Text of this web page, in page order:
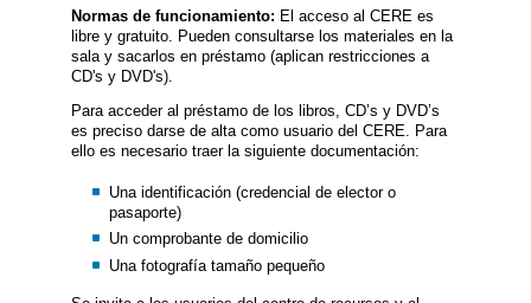
Normas de funcionamiento: El acceso al CERE es
libre y gratuito. Pueden consultarse los materiales en la
sala y sacarlos en préstamo (aplican restricciones a
CD's y DVD's).
Para acceder al préstamo de los libros, CD’s y DVD’s
es preciso darse de alta como usuario del CERE. Para
ello es necesario traer la siguiente documentación:
Una identificación (credencial de elector o
pasaporte)
Un comprobante de domicilio
Una fotografía tamaño pequeño